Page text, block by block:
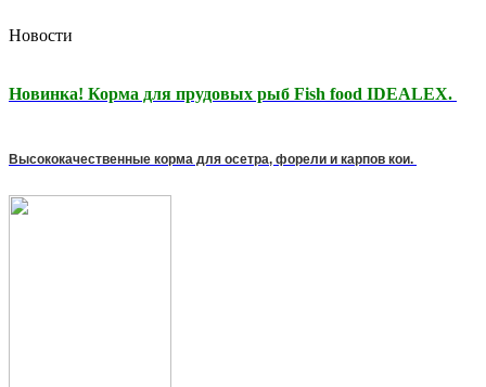
Новости
Новинка! Корма для прудовых рыб Fish food IDEALEX.
Высококачественные корма для осетра, форели и карпов кои.